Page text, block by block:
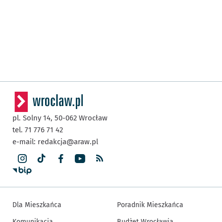
pl. Solny 14, 50-062 Wrocław
tel. 71 776 71 42
e-mail: redakcja@araw.pl
Dla Mieszkańca
Poradnik Mieszkańca